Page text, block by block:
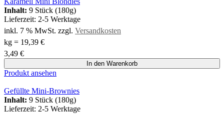
Inhalt: 9 Stück (180g)
Lieferzeit: 2-5 Werktage
inkl. 7 % MwSt. zzgl. Versandkosten
kg = 19,39 €
3,49 €
In den Warenkorb
Produkt ansehen
Gefüllte Mini-Brownies
Inhalt: 9 Stück (180g)
Lieferzeit: 2-5 Werktage